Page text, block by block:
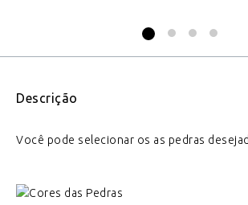
Descrição
Você pode selecionar os as pedras